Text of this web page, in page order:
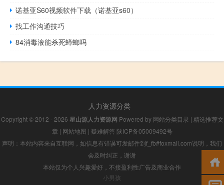
诺基亚S60视频软件下载（诺基亚s60）
找工作沟通技巧
84消毒液能杀死蟑螂吗
人力资源分类
Copyright © 2012 - 2026 星山源人力资源网 Powered by 网站分类目录 | 精选推荐文
章 | 网站地图 | 疑难解答 陕ICP备05009492号
声明：本站内容来自互联网，如信息有错误可发邮件到f_fb#foxmail.com说明，我们
会及时纠正，谢谢
本站仅为个人兴趣爱好，不接盈利性广告及商业合作
小男孩